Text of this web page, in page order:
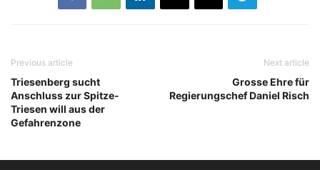
Previous article
Triesenberg sucht
Anschluss zur Spitze-
Triesen will aus der
Gefahrenzone
Next article
Grosse Ehre für
Regierungschef Daniel Risch